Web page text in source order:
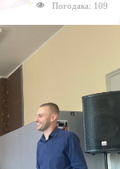
Погодака: 109